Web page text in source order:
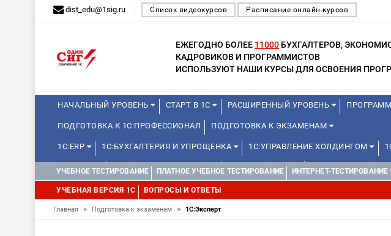
dist_edu@1sig.ru Список видеокурсов Расписание онлайн-курсов
ЕЖЕГОДНО БОЛЕЕ 11000 БУХГАЛТЕРОВ,
КАДРОВИКОВ И ПРОГРАММИСТОВ
ИСПОЛЬЗУЮТ НАШИ КУРСЫ ДЛЯ ОСВОЕНИЯ
НАЧАЛЬНЫЙ УРОВЕНЬ СТАРТ В 1С РАСШИРЕННЫЙ УРОВЕНЬ
ПОДГОТОВКА К 1С:ПРОФЕССИОНАЛ ПОДГОТОВКА К ЭКЗАМЕНАМ
1С:ERP 1С:БУХГАЛТЕРИЯ И УПРОЩЕНКА 1С:УПРАВЛЕНИЕ ХОЛДИНГОМ
БГУ И ЗКГУ УПРАВЛЕНИЕ ПРОЕКТАМИ БЮДЖЕТНИКАМ
КУРСЫ ДЛЯ ПРЕПОДАВАТЕЛЕЙ ШКОЛЬНЫХ КУРСОВ
1С:МЕДИЦИНА
УЧЕБНОЕ ТЕСТИРОВАНИЕ ПЛАТНОЕ УЧЕБНОЕ ТЕСТИРОВАНИЕ ИНТЕРНЕТ-
УЧЕБНАЯ ВЕРСИЯ 1С ВОПРОСЫ И ОТВЕТЫ
Главная » Подготовка к экзаменам » 1С:Эксперт